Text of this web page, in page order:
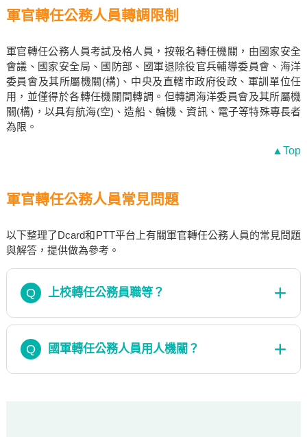
軍官轉任公務人員轉調限制
軍官轉任公務人員考試及格人員，按報名轉任機關，由國家安全
會議、國家安全局、國防部、國軍退除役官兵輔導委員會、海洋
委員會及其所屬機關(構)、中央及直轄市政府役政、軍訓單位任
用，並僅得於各轉任機關間轉調。但轉調海洋委員會及其所屬機
關(構)，以具有航海(空)、造船、輪機、資訊、電子等特殊專長者
為限。
▲Top
軍官轉任公務人員常見問題
以下整理了Dcard和PTT平台上有關軍官轉任公務人員的常見問題
與解答，提供做為參考。
Q 上校轉任公務員職等？
Q 國軍轉任公務人員用人機關？